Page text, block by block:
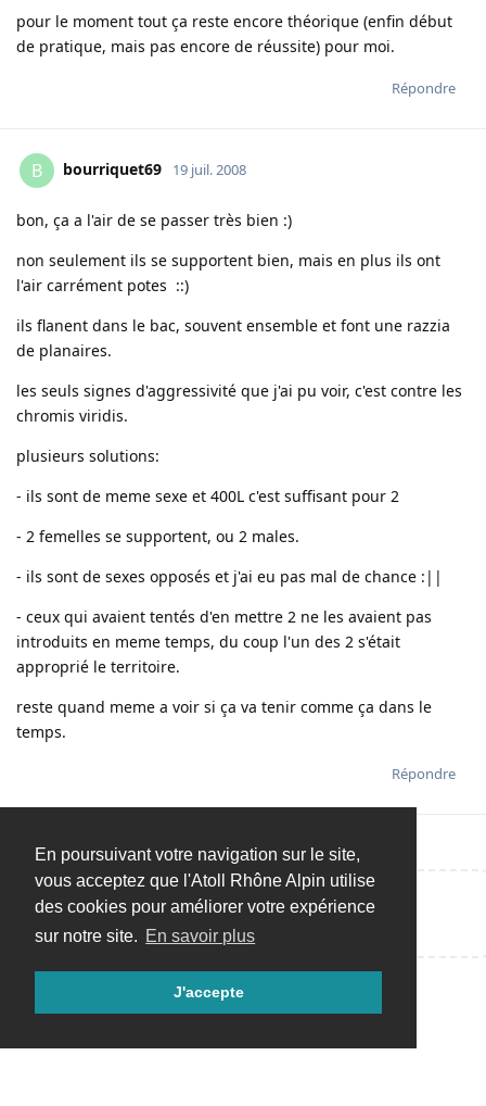
En poursuivant votre navigation sur le site,
vous acceptez que l'Atoll Rhône Alpin utilise
des cookies pour améliorer votre expérience
sur notre site. En savoir plus
J'accepte
pour le moment tout ça reste encore théorique (enfin début
de pratique, mais pas encore de réussite) pour moi.
Répondre
B bourriquet69 19 juil. 2008
bon, ça a l'air de se passer très bien :)
non seulement ils se supportent bien, mais en plus ils ont
l'air carrément potes ::)
ils flanent dans le bac, souvent ensemble et font une razzia
de planaires.
les seuls signes d'aggressivité que j'ai pu voir, c'est contre les
chromis viridis.
plusieurs solutions:
- ils sont de meme sexe et 400L c'est suffisant pour 2
- 2 femelles se supportent, ou 2 males.
- ils sont de sexes opposés et j'ai eu pas mal de chance :||
- ceux qui avaient tentés d'en mettre 2 ne les avaient pas
introduits en meme temps, du coup l'un des 2 s'était
approprié le territoire.
reste quand meme a voir si ça va tenir comme ça dans le
temps.
Répondre
Répondre…